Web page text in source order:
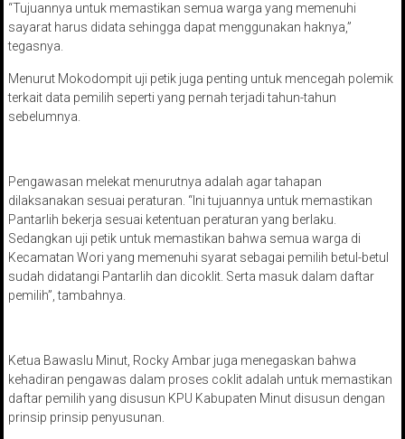
“Tujuannya untuk memastikan semua warga yang memenuhi
sayarat harus didata sehingga dapat menggunakan haknya,”
tegasnya.
Menurut Mokodompit uji petik juga penting untuk mencegah polemik
terkait data pemilih seperti yang pernah terjadi tahun-tahun
sebelumnya.
Pengawasan melekat menurutnya adalah agar tahapan
dilaksanakan sesuai peraturan. “Ini tujuannya untuk memastikan
Pantarlih bekerja sesuai ketentuan peraturan yang berlaku.
Sedangkan uji petik untuk memastikan bahwa semua warga di
Kecamatan Wori yang memenuhi syarat sebagai pemilih betul-betul
sudah didatangi Pantarlih dan dicoklit. Serta masuk dalam daftar
pemilih”, tambahnya.
Ketua Bawaslu Minut, Rocky Ambar juga menegaskan bahwa
kehadiran pengawas dalam proses coklit adalah untuk memastikan
daftar pemilih yang disusun KPU Kabupaten Minut disusun dengan
prinsip prinsip penyusunan.